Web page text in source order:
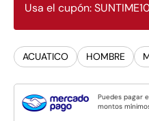
Usa el cupón:
ACUATICO HOMBRE
Puedes pagar
montos